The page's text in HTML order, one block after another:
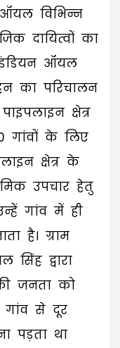
ऑयल विभिन्न
दायित्वों का
ऑयल
का परिचालन
क्षेत्र
गांवों के लिए
क्षेत्र के
उपचार हेतु
गांव में ही
है। ग्राम
सिंह द्वारा
जनता को
गांव से दूर
पड़ता था